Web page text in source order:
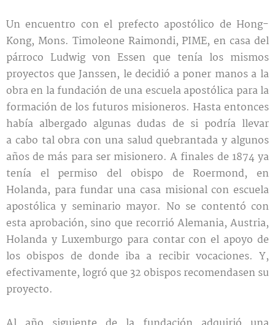
Un encuentro con el prefecto apostólico de Hong-
Kong, Mons. Timoleone Raimondi, PIME, en casa del
párroco Ludwig von Essen que tenía los mismos
proyectos que Janssen, le decidió a poner manos a la
obra en la fundación de una escuela apostólica para la
formación de los futuros misioneros. Hasta entonces
había albergado algunas dudas de si podría llevar
a cabo tal obra con una salud quebrantada y algunos
años de más para ser misionero. A finales de 1874 ya
tenía el permiso del obispo de Roermond, en
Holanda, para fundar una casa misional con escuela
apostólica y seminario mayor. No se contentó con
esta aprobación, sino que recorrió Alemania, Austria,
Holanda y Luxemburgo para contar con el apoyo de
los obispos de donde iba a recibir vocaciones. Y,
efectivamente, logró que 32 obispos recomendasen su
proyecto.